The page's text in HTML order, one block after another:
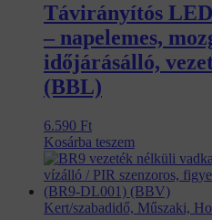
Távirányítós
– napelemes,
időjárásálló,
(BBL)
6.590 Ft
Kosárba teszem
Kert/szabadidő, Műszaki,